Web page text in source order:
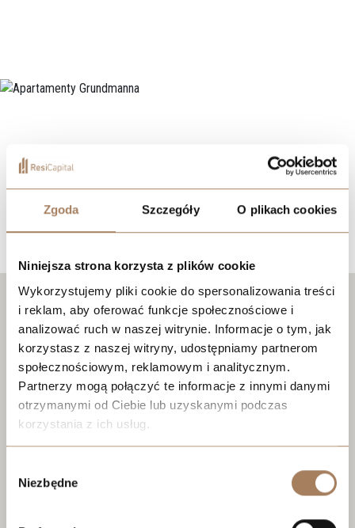
Zgoda Szczegóły O plikach cookies
Niniejsza strona korzysta z plików cookie
Wykorzystujemy pliki cookie do spersonalizowania treści
i reklam, aby oferować funkcje społecznościowe i
analizować ruch w naszej witrynie. Informacje o tym, jak
korzystasz z naszej witryny, udostępniamy partnerom
społecznościowym, reklamowym i analitycznym.
Partnerzy mogą połączyć te informacje z innymi danymi
otrzymanymi od Ciebie lub uzyskanymi podczas
korzystania z ich usług.
process your information.
zgody
Niezbędne
Lokalizacja